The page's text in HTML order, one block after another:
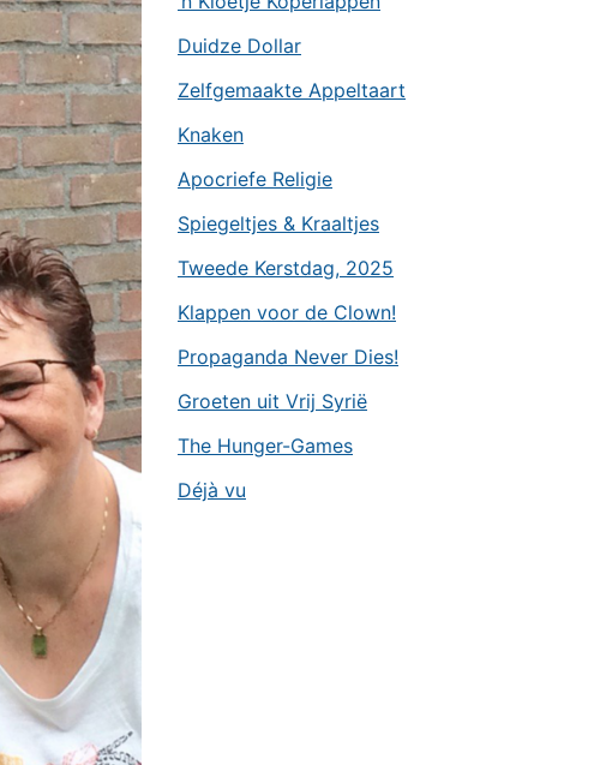
Duidze Dollar
Zelfgemaakte Appeltaart
Knaken
Apocriefe Religie
Spiegeltjes & Kraaltjes
Tweede Kerstdag, 2025
Klappen voor de Clown!
Propaganda Never Dies!
Groeten uit Vrij Syrië
The Hunger-Games
Déjà vu